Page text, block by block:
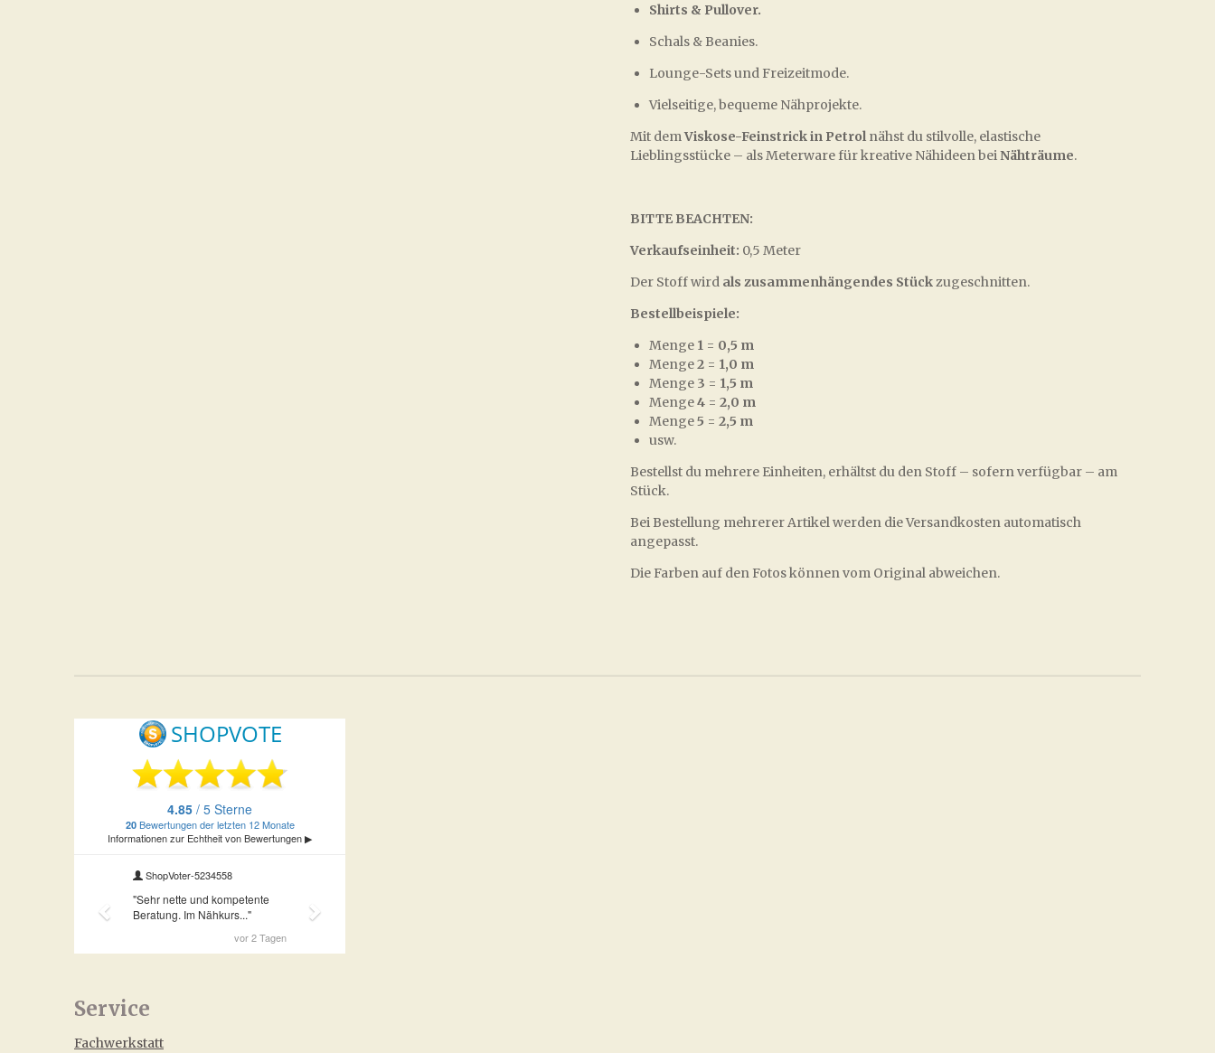
Shirts & Pullover.
Schals & Beanies.
Lounge-Sets und Freizeitmode.
Vielseitige, bequeme Nähprojekte.
Mit demViskose-Feinstrick in Petrol nähst du stilvolle, elastische
Lieblingsstücke – als Meterware für kreative Nähideen beiNähträume.
BITTE BEACHTEN:
Verkaufseinheit: 0,5 Meter
Der Stoff wird als zusammenhängendes Stückzugeschnitten.
Bestellbeispiele:
Menge 1 = 0,5 m
Menge2 = 1,0 m
Menge 3 = 1,5 m
Menge4 = 2,0 m
Menge5 = 2,5 m
usw.
Bestellst du mehrere Einheiten, erhältst du den Stoff – sofern verfügbar – am
Stück.
Bei Bestellung mehrerer Artikel werden die Versandkosten automatisch
angepasst.
Die Farben auf den Fotos können vom Original abweichen.
Service
Fachwerkstatt